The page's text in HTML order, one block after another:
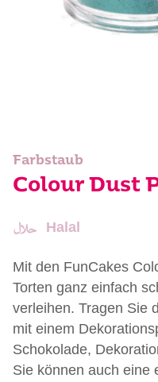
Farbstaub
Colour Dust
Halal
Mit den FunCakes
Torten ganz einfach
verleihen. Tragen Sie
mit einem
Schokolade,
Sie können auch eine